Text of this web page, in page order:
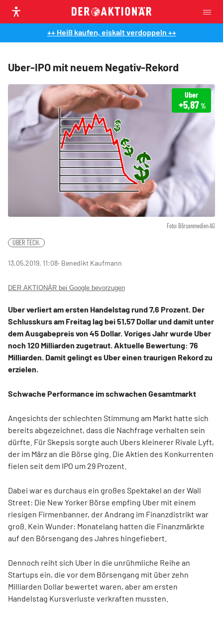
++ Heiß kaufen, eiskalt verdoppeln ++
Uber-IPO mit neuem Negativ-Rekord
Foto: Börsenmedien AG
Uber
+5,87%
UBER TECH.
13.05.2019, 11:08‧ Benedikt Kaufmann
DER AKTIONÄR bei Google bevorzugen
Uber verliert am ersten Handelstag rund 7,6 Prozent. Der
Schlusskurs am Freitag lag bei 51,57 Dollar und damit unter
dem Ausgabepreis von 45 Dollar. Voriges Jahr wurde Uber
noch 120 Milliarden zugetraut. Aktuelle Bewertung: 76
Milliarden. Damit gelingt es Uber einen traurigen Rekord zu
erzielen.
Schwache Performance im schwachen Gesamtmarkt
Angesichts der schlechten Stimmung am Markt hatte sich
bereits abgezeichnet, dass die Nachfrage verhalten sein
dürfte. Für Skepsis sorgte auch Ubers kleinerer Rivale Lyft,
der im März an die Börse ging. Die Aktien des Konkurrenten
fielen seit dem IPO um 29 Prozent.
Dabei war es durchaus ein großes Spektakel an der Wall
Street: Die New Yorker Börse empfing Uber mit einem
riesigen Firmenbanner, der Andrang im Finanzdistrikt war
groß. Kein Wunder: Monatelang hatten die Finanzmärkte
auf den Börsengang des Jahres hingefiebert.
Dennoch reiht sich Uber in die unrühmliche Reihe an
Startups ein, die vor dem Börsengang mit über zehn
Milliarden Dollar bewertet waren, aber am ersten
Handelstag Kursverluste verkraften mussten.